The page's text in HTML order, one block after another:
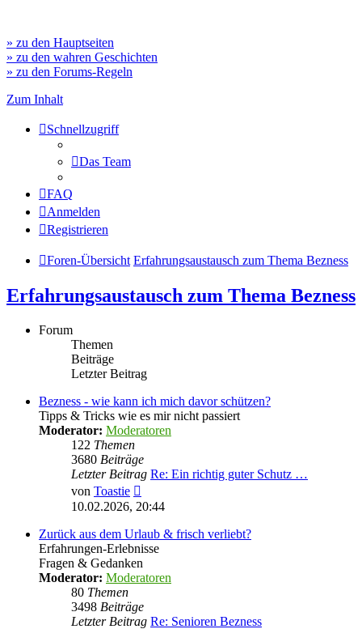
» zu den Hauptseiten
» zu den wahren Geschichten
» zu den Forums-Regeln
Zum Inhalt
Schnellzugriff
Das Team
FAQ
Anmelden
Registrieren
Foren-Übersicht Erfahrungsaustausch zum Thema Bezness
Erfahrungsaustausch zum Thema Bezness
Forum
Themen
Beiträge
Letzter Beitrag
Bezness - wie kann ich mich davor schützen?
Tipps & Tricks wie es mir nicht passiert
Moderator: Moderatoren
122 Themen
3680 Beiträge
Letzter Beitrag Re: Ein richtig guter Schutz …
von Toastie
Beitrag
10.02.2026, 20:44
Zurück aus dem Urlaub & frisch verliebt?
Erfahrungen-Erlebnisse
Fragen & Gedanken
Moderator: Moderatoren
80 Themen
3498 Beiträge
Letzter Beitrag Re: Senioren Bezness